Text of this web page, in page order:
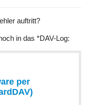
auftritt?
in das *DAV-Log:
per